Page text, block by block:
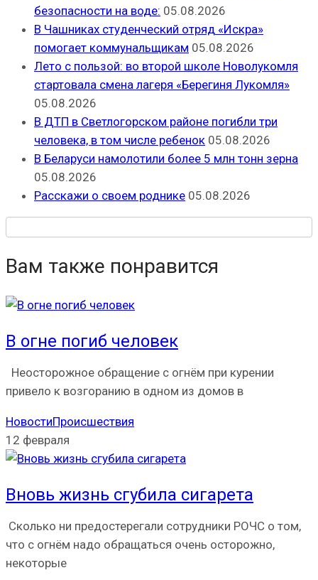
безопасности на воде: 05.08.2026
В Чашниках студенческий отряд «Искра»
помогает коммунальщикам 05.08.2026
Лето с пользой: во второй школе Новолукомля
стартовала смена лагеря «Берегиня Лукомля»
05.08.2026
В ДТП в Светлогорском районе погибли три
человека, в том числе ребенок 05.08.2026
В Беларуси намолотили более 5 млн тонн зерна
05.08.2026
Расскажи о своем роднике 05.08.2026
Вам также понравится
В огне погиб человек
Неосторожное обращение с огнём при курении
привело к возгоранию в одном из домов в
НовостиПроисшествия
12 февраля
Вновь жизнь сгубила сигарета
Сколько ни предостерегали сотрудники РОЧС о том,
что с огнём надо обращаться очень осторожно,
некоторые